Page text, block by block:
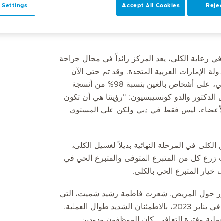
رعاية الكلى، يعد المركز رائداً في مجال جراحة
الإمارات العربية المتحدة. وقد تم حتى الآن
إجراء 53 عملية زراعة أعضاء صلبة، وهو أعلى رقم في دبي، على أشخاص بالغين بنسبة 98% من أنسجة
وقال الدكتور والدو كونسيبسيون: "رؤيتنا هي أن تكون
ليس فقط في دبي ولكن على المستوى
في المرحلة النهائية بديلاً لغسيل الكلى،
زرع كل من المتبرع المتوفى والمتبرع الحي في
المتبرع الحي بالكلى.
حول المريض. شعرت فاطمة رشيد شميت، التي
خضعت لعملية زرع كلية في ميديكلينيك مستشفى المدينة في يناير 2023، بالاطمئنان الشديد طوال العملية.
Settings Accept All Cookies